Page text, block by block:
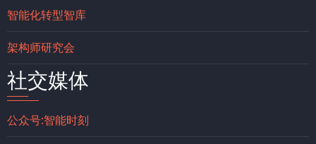
智能化转型智库
架构师研究会
社交媒体
公众号:智能时刻